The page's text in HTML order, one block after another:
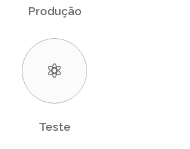
Produção
Teste